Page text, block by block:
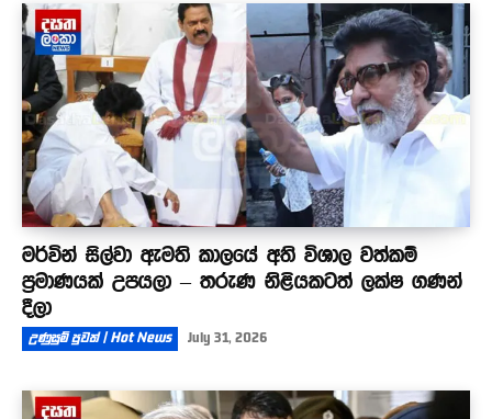
මර්වින් සිල්වා ඇමති කාලයේ අති විශාල වත්කම්
ප්‍රමාණයක් උපයලා – තරුණ නිළියකටත් ලක්ෂ ගණන්
දීලා
උණුසුම් පුවත් | Hot News July 31, 2026